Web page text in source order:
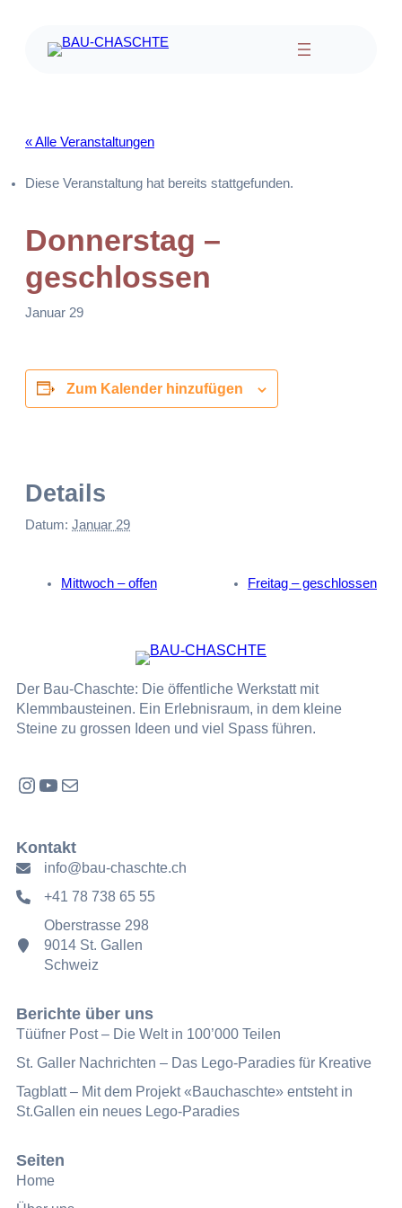
« Alle Veranstaltungen
Diese Veranstaltung hat bereits stattgefunden.
Donnerstag –
geschlossen
Januar 29
Zum Kalender hinzufügen
Details
Datum: Januar 29
Mittwoch – offen Freitag – geschlossen
Der Bau-Chaschte: Die öffentliche Werkstatt mit
Klemmbausteinen. Ein Erlebnisraum, in dem kleine
Steine zu grossen Ideen und viel Spass führen.
Instagram YouTube E-Mail
Kontakt
info@bau-chaschte.ch
+41 78 738 65 55
Oberstrasse 298
9014 St. Gallen
Schweiz
Berichte über uns
Tüüfner Post – Die Welt in 100’000 Teilen
St. Galler Nachrichten – Das Lego-Paradies für Kreative
Tagblatt – Mit dem Projekt «Bauchaschte» entsteht in
St.Gallen ein neues Lego-Paradies
Seiten
Home